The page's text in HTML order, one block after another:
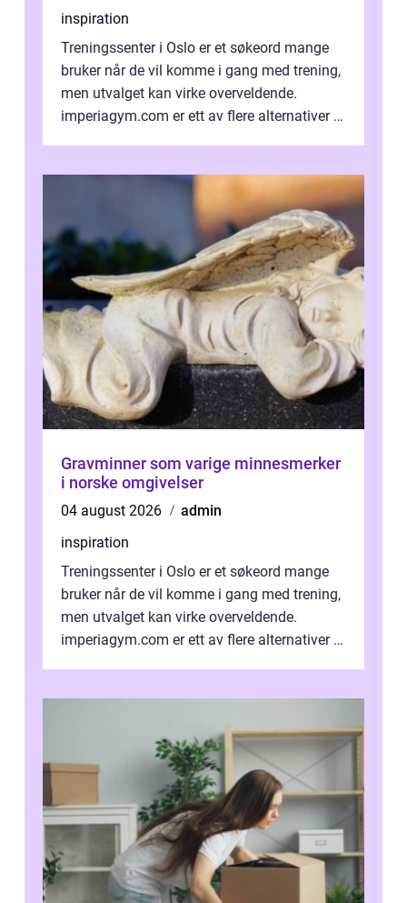
inspiration
Treningssenter i Oslo er et søkeord mange
bruker når de vil komme i gang med trening,
men utvalget kan virke overveldende.
imperiagym.com er ett av flere alternativer i
Gravminner som varige minnesmerker
i norske omgivelser
04 august 2026
admin
inspiration
Treningssenter i Oslo er et søkeord mange
bruker når de vil komme i gang med trening,
men utvalget kan virke overveldende.
imperiagym.com er ett av flere alternativer i